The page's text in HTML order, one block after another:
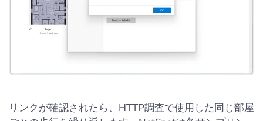
リンクが確認されたら、HTTP調査で使用した同じ部屋